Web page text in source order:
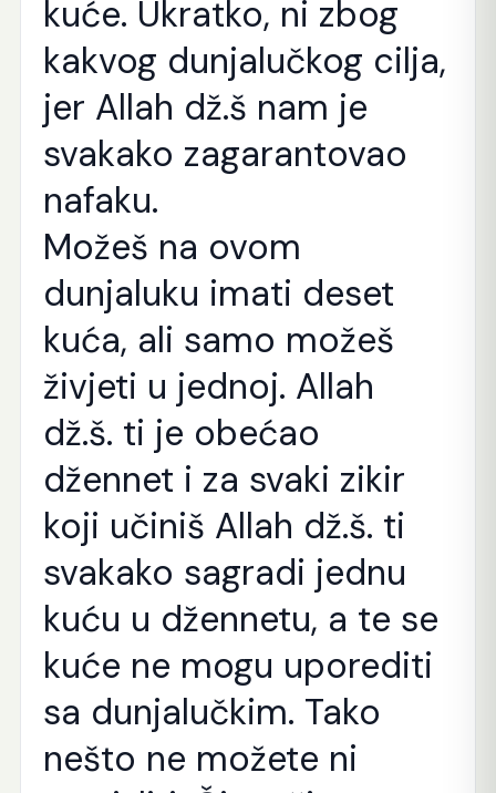
kuće. Ukratko, ni zbog
kakvog dunjalučkog cilja,
jer Allah dž.š nam je
svakako zagarantovao
nafaku.
Možeš na ovom
dunjaluku imati deset
kuća, ali samo možeš
živjeti u jednoj. Allah
dž.š. ti je obećao
džennet i za svaki zikir
koji učiniš Allah dž.š. ti
svakako sagradi jednu
kuću u džennetu, a te se
kuće ne mogu uporediti
sa dunjalučkim. Tako
nešto ne možete ni